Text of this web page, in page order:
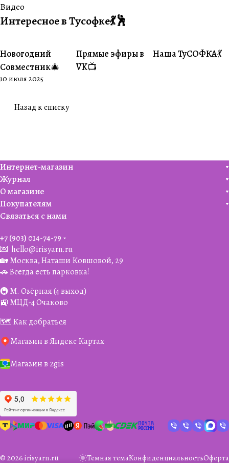
Видео
Интересное в Тусофке💃🕺
#Совместники
Новогодний
Совместник🎄
10 июля 2025
#Житуха
Прямые эфиры в
VK📺
#Совместники
Наша ТуСОФКА💃
Назад к списку
Интернет-магазин
Журнал
О магазине
Покупателям
Связаться с нами
+7 (903) 014-74-79‬
💌 hello@irisyarn.ru
🏡 Москва, Наташи Ковшовой, 29
🚗 Всегда есть парковка!
🚇 М. Озёрная (4 выход)
🚉 МЦД-4 Очаково
🗺️ Как добраться
Магазин в Яндекс Картах
Магазин в 2gis
© 2026 irisyarn.ru Темная темаКонфиденциальностьОферта